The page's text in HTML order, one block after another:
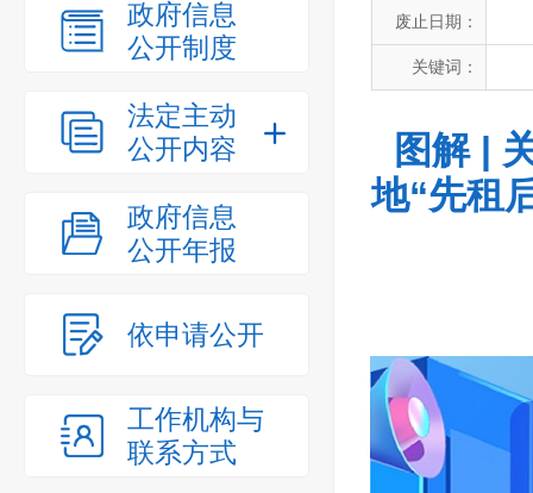
政府信息
公开制度
法定主动
公开内容
政府信息
公开年报
依申请公开
工作机构与
联系方式
废止日期：
关键词：
图解 |
地“先租